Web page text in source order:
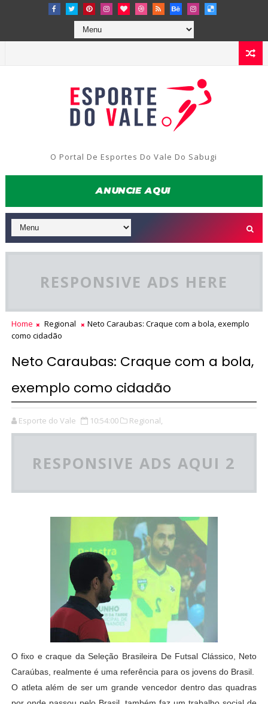
O Portal De Esportes Do Vale Do Sabugi
RESPONSIVE ADS HERE
Home Regional
Neto Caraubas: Craque com a bola, exemplo
como cidadão
Neto Caraubas: Craque com a bola,
exemplo como cidadão
Esporte do Vale 10:54:00 Regional,
RESPONSIVE ADS AQUI 2
O fixo e craque da Seleção Brasileira De Futsal Clássico, Neto
Caraúbas, realmente é uma referência para os jovens do Brasil.
O atleta além de ser um grande vencedor dentro das quadras